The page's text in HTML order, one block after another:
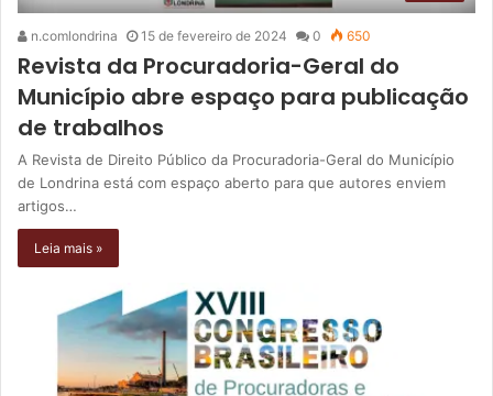
n.comlondrina 15 de fevereiro de 2024 0 650
Revista da Procuradoria-Geral do
Município abre espaço para publicação
de trabalhos
A Revista de Direito Público da Procuradoria-Geral do Município
de Londrina está com espaço aberto para que autores enviem
artigos…
Leia mais »